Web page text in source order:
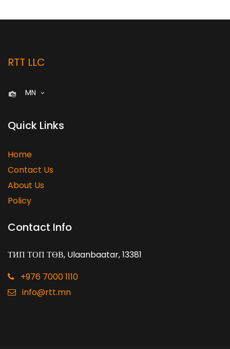
RTT LLC
MN
Quick Links
Home
Contact Us
About Us
Policy
Contact Info
ТИП ТОП ТӨВ, Ulaanbaatar, 13381
+976 7000 1110
info@rtt.mn